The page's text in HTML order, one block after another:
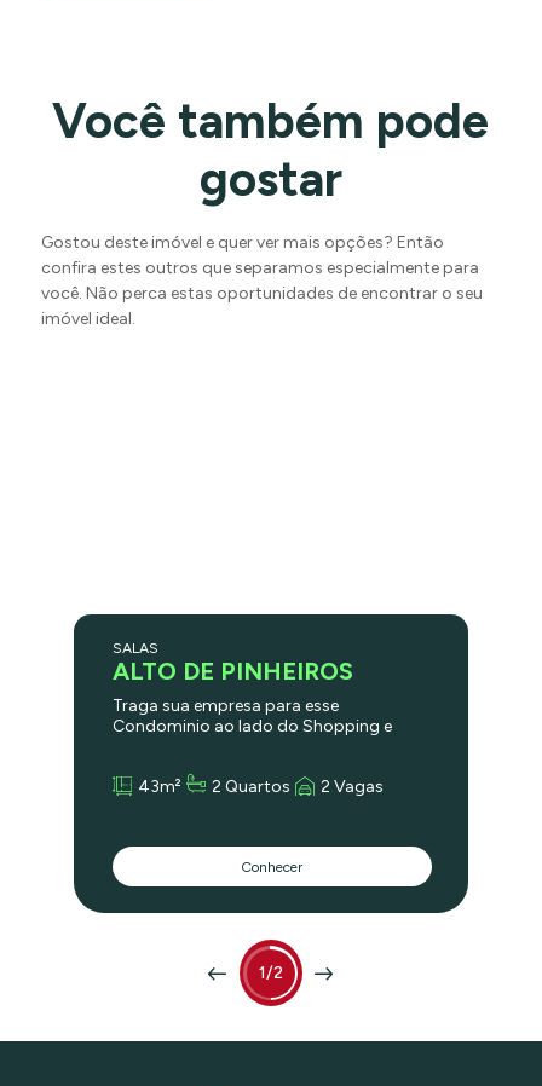
Você também pode
gostar
Gostou deste imóvel e quer ver mais opções? Então
confira estes outros que separamos especialmente para
você. Não perca estas oportunidades de encontrar o seu
imóvel ideal.
1/2
SALAS
ALTO DE PINHEIROS
Traga sua empresa para esse
Condominio ao lado do Shopping e
aparelhos de ar condicionado, dois
reformado recentemente e pode ser
alugado mobiliado. O Condominio tem
profissionais liberais, médicos,
advogados, arquitetos,, engenheiros,
43m² 2 Quartos 2 Vagas
Conhecer